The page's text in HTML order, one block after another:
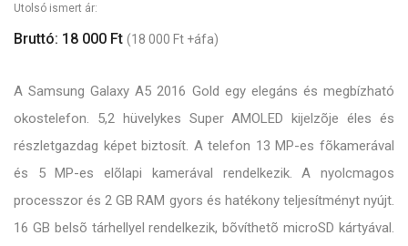
Utolsó ismert ár:
Bruttó: 18 000 Ft (18 000 Ft +áfa)
A Samsung Galaxy A5 2016 Gold egy elegáns és megbízható
okostelefon. 5,2 hüvelykes Super AMOLED kijelzõje éles és
részletgazdag képet biztosít. A telefon 13 MP-es fõkamerával
és 5 MP-es elõlapi kamerával rendelkezik. A nyolcmagos
processzor és 2 GB RAM gyors és hatékony teljesítményt nyújt.
16 GB belsõ tárhellyel rendelkezik, bõvíthetõ microSD kártyával.